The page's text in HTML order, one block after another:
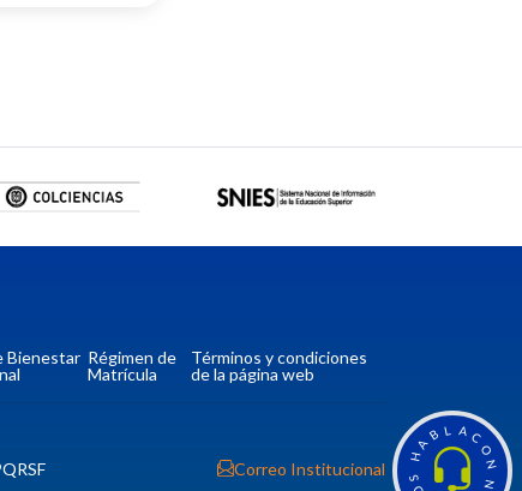
H
A
B L A C
O
N
N
S
Bienestar Régimen de
Matrícula
Términos y condiciones
de la página web
Correo Institucional